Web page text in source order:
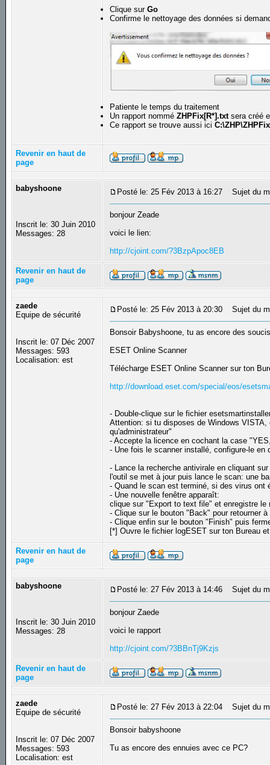
Clique surGo
Confirme le nettoyage des données si
Patiente le temps du traitement
Un rapport nomméZHPFix[R*].txt sera créé
Ce rapport se trouve aussi ici
Revenir en haut de
page
babyshoone
Inscrit le: 30 Juin 2010
Messages: 28
Posté le: 25 Fév 2013 à 16:27 Sujet du
bonjour Zeade
voici le lien:
http://cjoint.com/?3BzpApoc8EB
Revenir en haut de
page
zaede
Equipe de sécurité
Inscrit le: 07 Déc 2007
Messages: 593
Localisation: est
Posté le: 25 Fév 2013 à 20:30 Sujet du
Bonsoir Babyshoone, tu as encore des
ESET Online Scanner
Télécharge ESET Online Scanner sur ton
http://download.eset.com/special/eos/
- Double-clique sur le fichier
Attention: si tu disposes de Windows
qu'administrateur"
- Accepte la licence en cochant la case
- Une fois le scanner installé, configure-le
- Lance la recherche antivirale en cliquant
l'outil se met à jour puis lance le scan: une
- Quand le scan est terminé, si des virus
- Une nouvelle fenêtre apparaît:
clique sur "Export to text file" et enregistre
- Clique sur le bouton "Back" pour retourner
- Clique enfin sur le bouton "Finish" puis
[*] Ouvre le fichier logESET sur ton Bureau
Revenir en haut de
page
babyshoone
Inscrit le: 30 Juin 2010
Messages: 28
Posté le: 27 Fév 2013 à 14:46 Sujet du
bonjour Zaede
voici le rapport
http://cjoint.com/?3BBnTj9Kzjs
Revenir en haut de
page
zaede
Equipe de sécurité
Inscrit le: 07 Déc 2007
Messages: 593
Localisation: est
Posté le: 27 Fév 2013 à 22:04 Sujet du
Bonsoir babyshoone
Tu as encore des ennuies avec ce PC?